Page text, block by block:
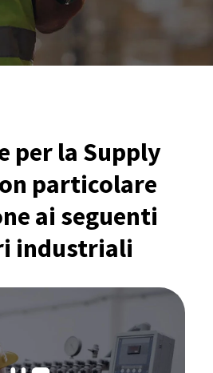
per la Supply
particolare
ai seguenti
industriali
per la Produzione:
IBP